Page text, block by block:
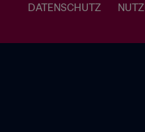
DATENSCHUTZ